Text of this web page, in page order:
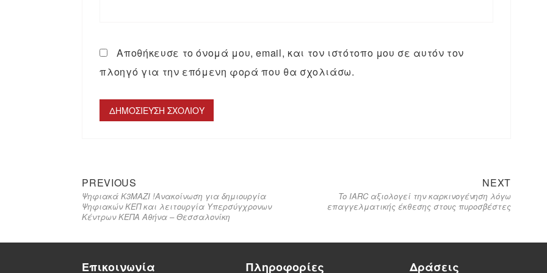
Αποθήκευσε το όνομά μου, email, και τον ιστότοπο μου σε αυτόν τον
πλοηγό για την επόμενη φορά που θα σχολιάσω.
PREVIOUS
Ψηφιακά Κ3ΜΑΖΙ !Ανακοίνωση για δημιουργία
Ψηφιακών ΚΕΠ και λειτουργία Υπερσύγχρονων
Κέντρων ΚΕΠΑ Αθήνα – Θεσσαλονίκη
NEXT
To IARC αξιολογεί την καρκινογένηση λόγω
επαγγελματικής έκθεσης στους πυροσβέστες
Επικοινωνία Πληροφορίες Δράσεις